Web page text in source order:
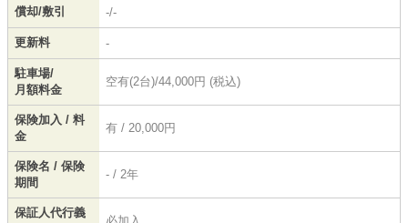
償却/敷引 -/-
更新料 -
駐車場/
月額料金
空有(2台)/44,000円 (税込)
保険加入 / 料
金
有 / 20,000円
保険名 / 保険
期間
- / 2年
保証人代行義